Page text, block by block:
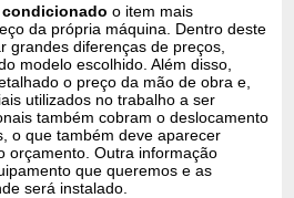
condicionado o item mais
da própria máquina. Dentro deste
grandes diferenças de preços,
modelo escolhido. Além disso,
o preço da mão de obra e,
utilizados no trabalho a ser
também cobram o deslocamento
o que também deve aparecer
orçamento. Outra informação
que queremos e as
será instalado.